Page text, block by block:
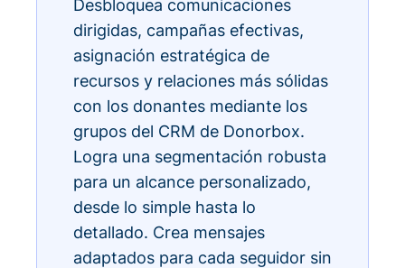
Desbloquea comunicaciones
dirigidas, campañas efectivas,
asignación estratégica de
recursos y relaciones más sólidas
con los donantes mediante los
grupos del CRM de Donorbox.
Logra una segmentación robusta
para un alcance personalizado,
desde lo simple hasta lo
detallado. Crea mensajes
adaptados para cada seguidor sin